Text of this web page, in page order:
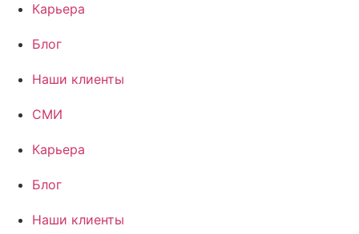
Карьера
Блог
Наши клиенты
СМИ
Карьера
Блог
Наши клиенты